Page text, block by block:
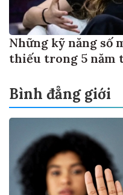
Những kỹ năng số
thiếu trong 5 năm
Bình đẳng giới